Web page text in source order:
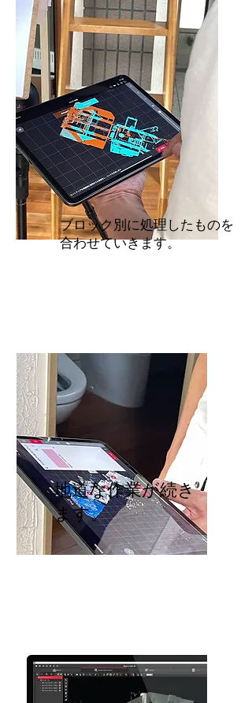
​ブロック別に処理したものを
合わせていきます。
地道な作業が続き
ます。